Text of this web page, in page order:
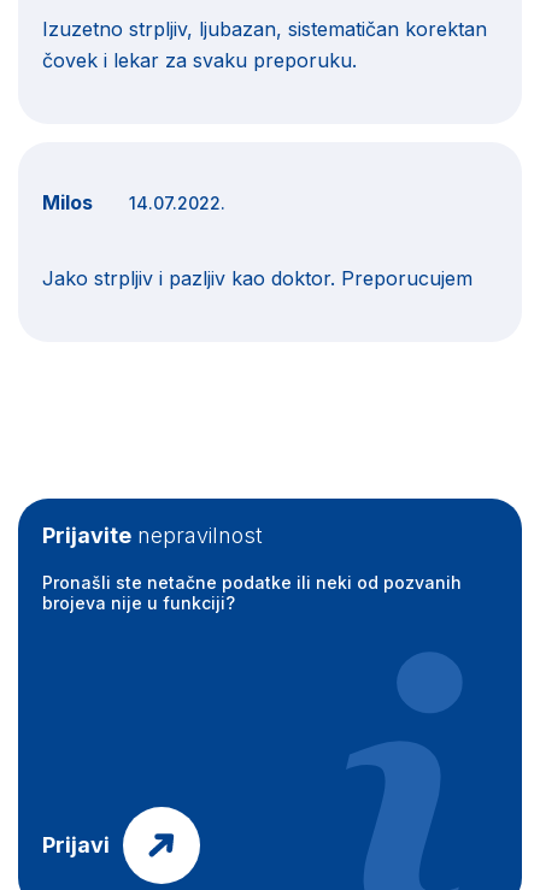
Izuzetno strpljiv, ljubazan, sistematičan korektan
čovek i lekar za svaku preporuku.
Milos 14.07.2022.
Jako strpljiv i pazljiv kao doktor. Preporucujem
Prijavite nepravilnost
Pronašli ste netačne podatke ili neki od pozvanih
brojeva nije u funkciji?
Prijavi